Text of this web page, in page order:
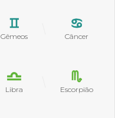
Gêmeos Câncer
Libra Escorpião